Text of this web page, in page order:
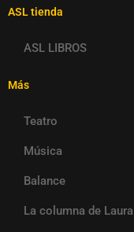
ASL tienda
ASL LIBROS
Más
Teatro
Música
Balance
La columna de Laura